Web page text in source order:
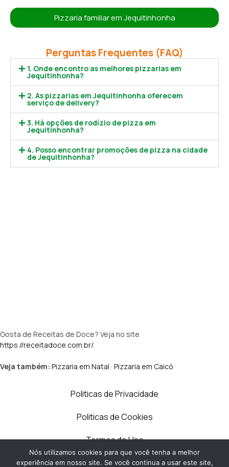
Pizzaria familiar em Jequitinhonha
Perguntas Frequentes (FAQ)
1. Onde encontro as melhores pizzarias em
Jequitinhonha?
2. As pizzarias em Jequitinhonha oferecem
serviço de delivery?
3. Há opções de rodízio de pizza em
Jequitinhonha?
4. Posso encontrar promoções de pizza na cidade
de Jequitinhonha?
Gosta de Receitas de Doce? Veja no site
https://receitadoce.com.br/
Veja também: Pizzaria em Natal · Pizzaria em Caicó
Politicas de Privacidade
Politicas de Cookies
Termos de Uso
Contato
Nós utilizamos cookies para que você tenha a melhor
experiência em nosso site. Se você continua a usar este site,